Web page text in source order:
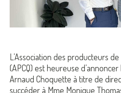
L’Association des producteurs
(APCQ) est heureuse
Arnaud Choquette à titre de
succéder à Mme Monique